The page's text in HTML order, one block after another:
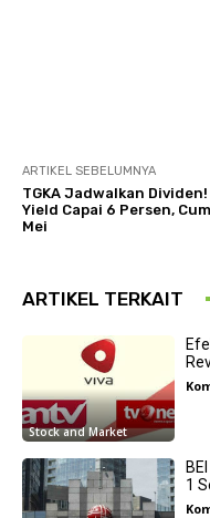
ARTIKEL SEBELUMNYA
TGKA Jadwalkan Dividen!
Yield Capai 6 Persen,
Mei
ARTIKEL TERKAIT
Stock and Market
1